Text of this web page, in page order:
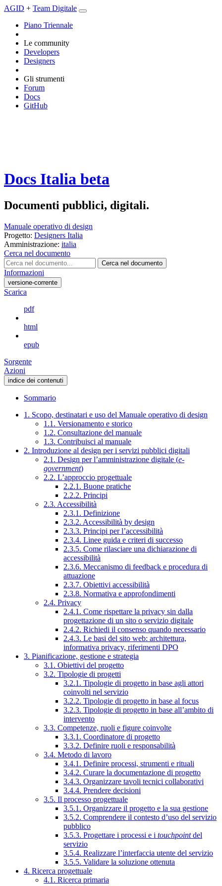
AGID + Team Digitale
Piano Triennale
Le community
Developers
Designers
Gli strumenti
Forum
Docs
GitHub
Docs Italia beta
Documenti pubblici, digitali.
Manuale operativo di design
Progetto: Designers Italia
Amministrazione: italia
Cerca nel documento
Cerca nel documento
Informazioni
versione-corrente
Scarica
pdf
html
epub
Sorgente
Azioni
indice dei contenuti
Sommario
1. Scopo, destinatari e uso del Manuale operativo di design
1.1. Versionamento e storico
1.2. Consultazione del manuale
1.3. Contribuisci al manuale
2. Introduzione al design per i servizi pubblici digitali
2.1. Design per l’amministrazione digitale (e-
government)
2.2. L’approccio progettuale
2.2.1. Buone pratiche
2.2.2. Principi
2.3. Accessibilità
2.3.1. Definizione
2.3.2. Accessibilità by design
2.3.3. Principi per l’accessibilità
2.3.4. Linee guida e criteri di successo
2.3.5. Come rilasciare una dichiarazione di
accessibilità
2.3.6. Meccanismo di feedback e procedura di
attuazione
2.3.7. Obiettivi accessibilità
2.3.8. Normativa e approfondimenti
2.4. Privacy
2.4.1. Come rispettare la privacy sin dalla
progettazione di un sito o servizio digitale
2.4.2. Richiedi il consenso quando necessario
2.4.3. Le basi del sito web: architettura,
informativa privacy, riferimenti DPO
3. Pianificazione, gestione e strategia
3.1. Obiettivi del progetto
3.2. Tipologie di progetti
3.2.1. Tipologie di progetto in base agli attori
coinvolti nel servizio
3.2.2. Tipologie di progetto in base al focus
3.2.3. Tipologie di progetto in base all’ambito di
intervento
3.3. Competenze, ruoli e figure coinvolte
3.3.1. Coordinatore di progetto
3.3.2. Definire ruoli e responsabilità
3.4. Metodo di lavoro
3.4.1. Definire processi, strumenti e rituali
3.4.2. Curare la documentazione di progetto
3.4.3. Organizzare tavoli tecnici collaborativi
3.4.4. Prendere decisioni
3.5. Il processo progettuale
3.5.1. Organizzare il progetto e la sua gestione
3.5.2. Comprendere il contesto d’uso del servizio
pubblico
3.5.3. Progettare i processi e i touchpointdel
servizio
3.5.4. Realizzare l’interfaccia utente del servizio
3.5.5. Validare la soluzione ottenuta
4. Ricerca progettuale
4.1. Ricerca primaria